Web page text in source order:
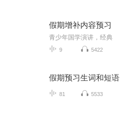
假期增补内容预习
青少年国学演讲，经典
9 5422
假期预习生词和短语
81 5533